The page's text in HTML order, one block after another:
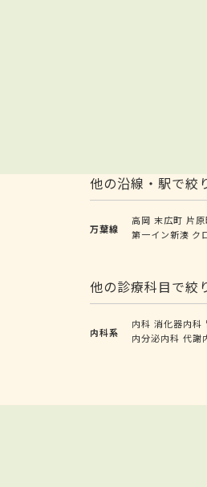
他の沿線・駅で絞
万葉線
高岡 末広町 片
第一イン新湊 ク
他の診療科目で絞
内科系
内科 消化器内科
内分泌内科 代謝